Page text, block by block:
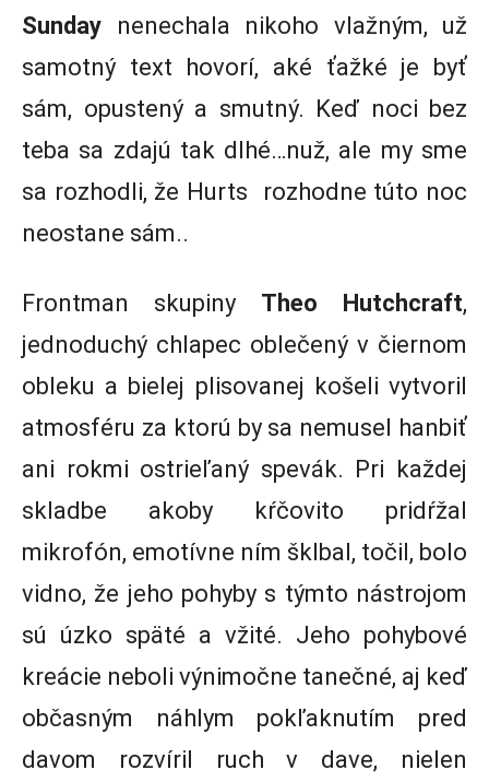
Sunday nenechala nikoho vlažným, už
samotný text hovorí, aké ťažké je byť
sám, opustený a smutný. Keď noci bez
teba sa zdajú tak dlhé…nuž, ale my sme
sa rozhodli, že Hurts rozhodne túto noc
neostane sám..
Frontman skupiny Theo Hutchcraft,
jednoduchý chlapec oblečený v čiernom
obleku a bielej plisovanej košeli vytvoril
atmosféru za ktorú by sa nemusel hanbiť
ani rokmi ostrieľaný spevák. Pri každej
skladbe akoby kŕčovito pridŕžal
mikrofón, emotívne ním šklbal, točil, bolo
vidno, že jeho pohyby s týmto nástrojom
sú úzko späté a vžité. Jeho pohybové
kreácie neboli výnimočne tanečné, aj keď
občasným náhlym pokľaknutím pred
davom rozvíril ruch v dave, nielen